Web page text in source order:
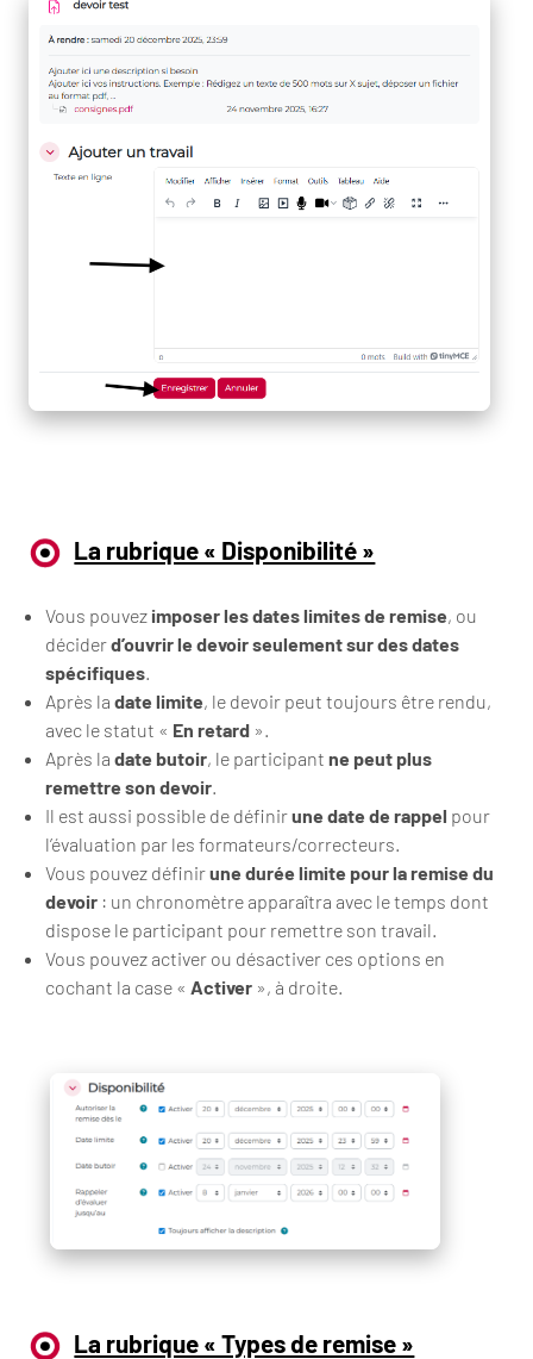
La rubrique « Disponibilité »
Vous pouvez imposer les dates limites de remise, ou
déciderd’ouvrir le devoir seulement sur des dates
spécifiques
Après la date limite, le devoir peut toujours être rendu,
avec le statut « En retard ».
Après la date butoir, le participant ne peut plus
remettre son devoir
Il est aussi possible de définirune date de rappel pour
l’évaluation par les formateurs/correcteurs.
Vous pouvez définirune durée limite pour la remise du
devoir : un chronomètre apparaîtra avec le temps dont
dispose le participant pour remettre son travail.
Vous pouvez activer ou désactiver ces options en
cochant la case « Activer », à droite.
La rubrique « Types de remise »